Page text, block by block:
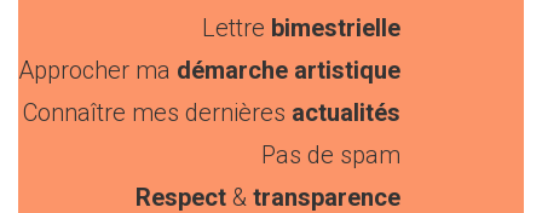
Lettre bimestrielle
Approcher ma démarche artistique
Connaître mes dernières actualités
Pas de spam
Respect & transparence